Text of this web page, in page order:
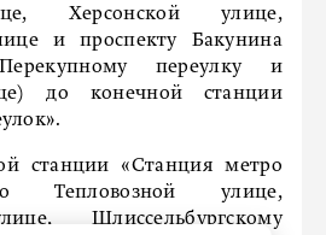
Херсонской улице,
и проспекту Бакунина
переулку и
до конечной станции
станции «Станция метро
Тепловозной улице,
Шлиссельбургскому